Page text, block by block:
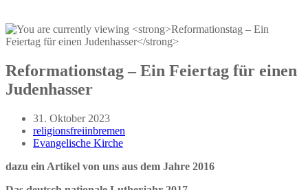
Reformationstag – Ein Feiertag für einen
Judenhasser
Beitrag
veröffentlicht:
31. Oktober 2023
Beitrags-
Autor:
religionsfreiinbremen
Beitrags-
Evangelische Kirche
dazu ein Artikel von uns aus dem Jahre 2016